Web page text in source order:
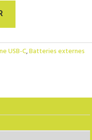
USB-C,Batteries externes